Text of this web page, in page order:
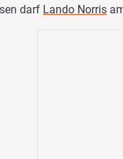
darf Lando Norris